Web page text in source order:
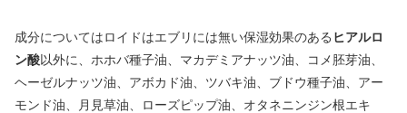
成分についてはロイドはエブリには無い保湿効果のある ヒアルロ
ン酸以外に、ホホバ種子油、マカデミアナッツ油、コメ胚芽油、
ヘーゼルナッツ油、アボカド油、ツバキ油、ブドウ種子油、アー
モンド油、月見草油、ローズピップ油、オタネニンジン根エキ